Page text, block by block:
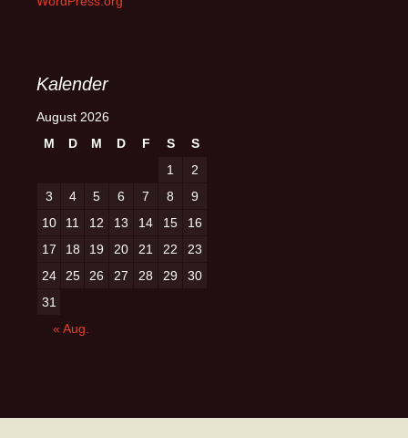
Kalender
August 2026
M
D M D F S
S
1
2
3
4 5 6 7 8
9
10
11 12 13 14 15
16
17
18 19 20 21 22
23
24
25 26 27 28 29
30
31
« Aug.